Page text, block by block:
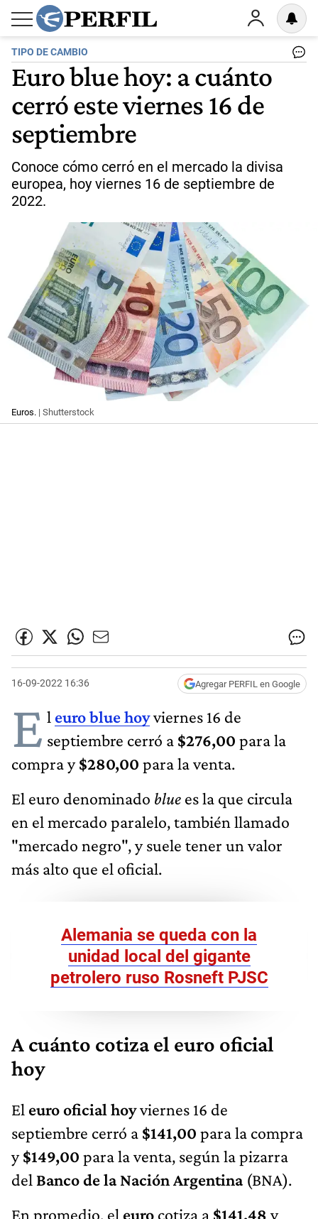
TIPO DE CAMBIO
Euro blue hoy: a cuánto
cerró este viernes 16 de
septiembre
Conoce cómo cerró en el mercado la divisa
europea, hoy viernes 16 de septiembre de
2022.
Euros. | Shutterstock
16-09-2022 16:36 Agregar PERFIL en Google
E l euro blue hoyviernes 16 de
septiembre cerró a $276,00 para la
compra y$280,00 ​ para la venta.
El euro denominado blue es la que circula
en el mercado paralelo, también llamado
"mercado negro", y suele tener un valor
más alto que el oficial.
Alemania se queda con la
unidad local del gigante
petrolero ruso Rosneft PJSC
A cuánto cotiza el euro oficial
hoy
El euro oficial hoyviernes 16 de
septiembre cerró a $141,00 para la compra
y$149,00 para la venta, según la pizarra
del Banco de la Nación Argentina(BNA).
En promedio, el euro cotiza a $141,48 y